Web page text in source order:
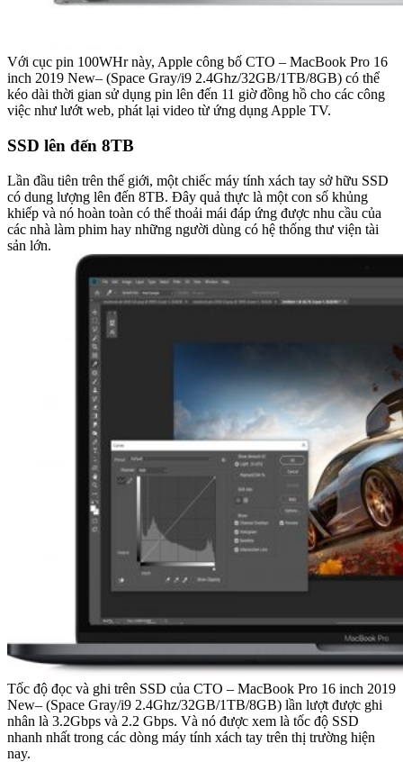
Với cục pin 100WHr này, Apple công bố CTO – MacBook Pro 16
inch 2019 New– (Space Gray/i9 2.4Ghz/32GB/1TB/8GB) có thể
kéo dài thời gian sử dụng pin lên đến 11 giờ đồng hồ cho các công
việc như lướt web, phát lại video từ ứng dụng Apple TV.
SSD lên đến 8TB
Lần đầu tiên trên thế giới, một chiếc máy tính xách tay sở hữu SSD
có dung lượng lên đến 8TB. Đây quả thực là một con số khủng
khiếp và nó hoàn toàn có thể thoải mái đáp ứng được nhu cầu của
các nhà làm phim hay những người dùng có hệ thống thư viện tài
sản lớn.
Tốc độ đọc và ghi trên SSD của CTO – MacBook Pro 16 inch 2019
New– (Space Gray/i9 2.4Ghz/32GB/1TB/8GB) lần lượt được ghi
nhân là 3.2Gbps và 2.2 Gbps. Và nó được xem là tốc độ SSD
nhanh nhất trong các dòng máy tính xách tay trên thị trường hiện
nay.